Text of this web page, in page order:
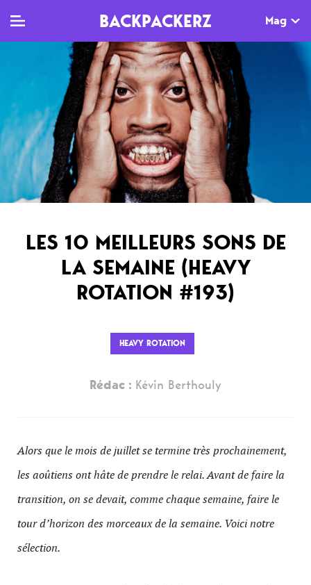
BACKPACKERZ Mag
Clips
Live
Documentaires
MAG
Dossiers
Tops
Interviews
Sorties
Newsletter
AGENDA
Festivals
LES 10 MEILLEURS SONS DE
LA SEMAINE (HEAVY
ROTATION #193)
HEAVY ROTATION
Rédac : Kévin Berthouly
Alors que le mois de juillet se termine très prochainement,
les aoûtiens ont hâte de prendre le relai. Avant de faire la
transition, on se devait, comme chaque semaine, faire le
tour d’horizon des morceaux de la semaine. Voici notre
sélection.